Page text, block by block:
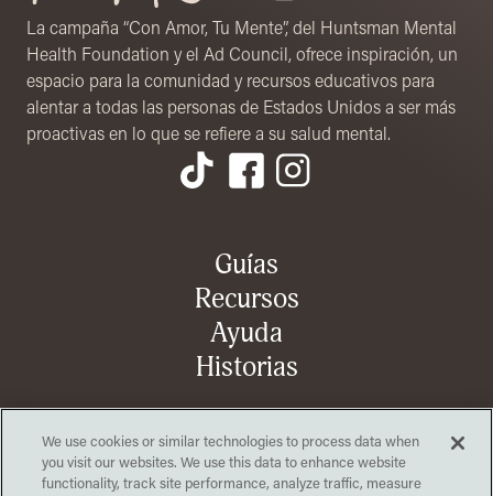
La campaña “Con Amor, Tu Mente”, del Huntsman Mental
Health Foundation y el Ad Council, ofrece inspiración, un
espacio para la comunidad y recursos educativos para
alentar a todas las personas de Estados Unidos a ser más
proactivas en lo que se refiere a su salud mental.
Guías
Recursos
Ayuda
Historias
OrganizaciónComunícate con nosotros (en inglés)
Abrir en una nueva pestaña
Materiales de la campaña
Abrir en una nueva pestaña
We use cookies or similar technologies to process data when
you visit our websites. We use this data to enhance website
functionality, track site performance, analyze traffic, measure